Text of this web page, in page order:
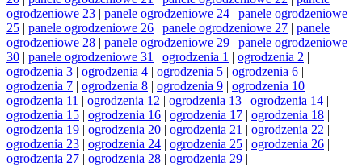
ogrodzeniowe 23 | panele ogrodzeniowe 24 | panele ogrodzeniowe
25 | panele ogrodzeniowe 26 | panele ogrodzeniowe 27 | panele
ogrodzeniowe 28 | panele ogrodzeniowe 29 | panele ogrodzeniowe
30 | panele ogrodzeniowe 31 | ogrodzenia 1 | ogrodzenia 2 |
ogrodzenia 3 | ogrodzenia 4 | ogrodzenia 5 | ogrodzenia 6 |
ogrodzenia 7 | ogrodzenia 8 | ogrodzenia 9 | ogrodzenia 10 |
ogrodzenia 11 | ogrodzenia 12 | ogrodzenia 13 | ogrodzenia 14 |
ogrodzenia 15 | ogrodzenia 16 | ogrodzenia 17 | ogrodzenia 18 |
ogrodzenia 19 | ogrodzenia 20 | ogrodzenia 21 | ogrodzenia 22 |
ogrodzenia 23 | ogrodzenia 24 | ogrodzenia 25 | ogrodzenia 26 |
ogrodzenia 27 | ogrodzenia 28 | ogrodzenia 29 |